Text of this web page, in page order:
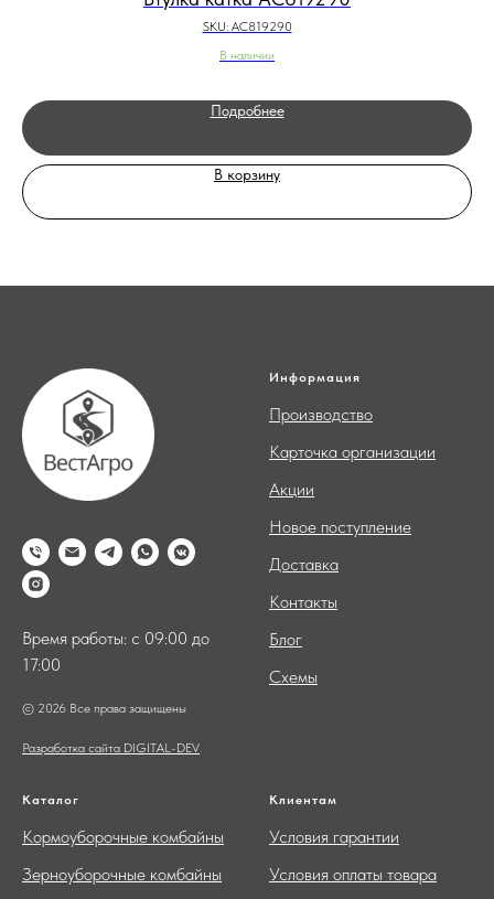
SKU: AC819290
В наличии
Подробнее
В корзину
Время работы: с 09:00 до
17:00
© 2026 Все права защищены
Разработка сайта DIGITAL-DEV
Информация
Производство
Карточка организации
Акции
Новое поступление
Доставка
Контакты
Блог
Схемы
Каталог
Кормоуборочные комбайны
Зерноуборочные комбайны
Клиентам
Условия гарантии
Условия оплаты товара